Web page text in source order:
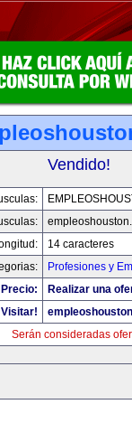
Vendido!
14 caracteres
Profesiones y
Precio:
Realizar una
Visitar!
Serán consideradas